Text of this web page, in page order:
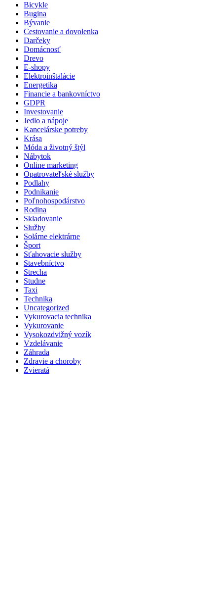
Bicykle
Bugina
Bývanie
Cestovanie a dovolenka
Darčeky
Domácnosť
Drevo
E-shopy
Elektroinštalácie
Energetika
Financie a bankovníctvo
GDPR
Investovanie
Jedlo a nápoje
Kancelárske potreby
Krása
Móda a životný štýl
Nábytok
Online marketing
Opatrovateľské služby
Podlahy
Podnikanie
Poľnohospodárstvo
Rodina
Skladovanie
Služby
Solárne elektrárne
Šport
Sťahovacie služby
Stavebníctvo
Strecha
Studne
Taxi
Technika
Uncategorized
Vykurovacia technika
Vykurovanie
Vysokozdvižný vozík
Vzdelávanie
Záhrada
Zdravie a choroby
Zvieratá